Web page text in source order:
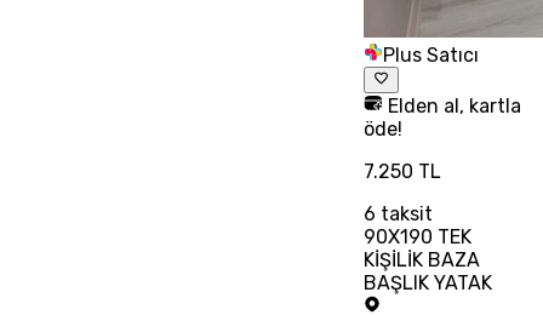
Plus Satıcı
Elden al, kartla
öde!
7.250 TL
6 taksit
90X190 TEK
KİŞİLİK BAZA
BAŞLIK YATAK